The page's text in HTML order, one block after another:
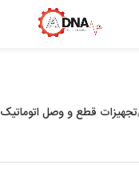
تجهیزات قطع و وصل اتوماتیک